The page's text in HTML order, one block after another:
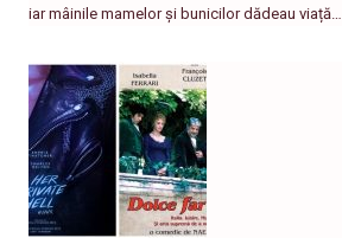
iar mâinile mamelor și bunicilor dădeau viață…